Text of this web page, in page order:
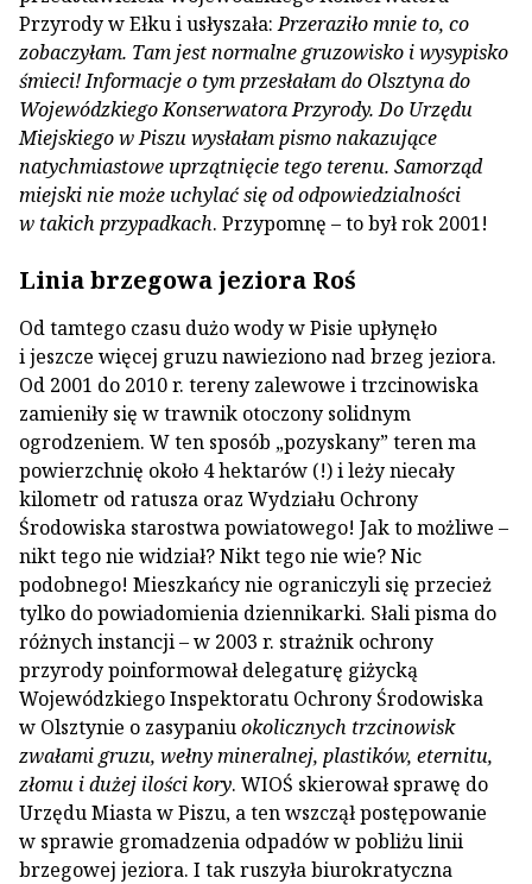
Przyrody w Ełku i usłyszała:Przeraziło mnie to, co
zobaczyłam. Tam jest normalne gruzowisko i wysypisko
śmieci! Informacje o tym przesłałam do Olsztyna do
Wojewódzkiego Konserwatora Przyrody. Do Urzędu
Miejskiego w Piszu wysłałam pismo nakazujące
natychmiastowe uprzątnięcie tego terenu. Samorząd
miejski nie może uchylać się od odpowiedzialności
w takich przypadkach. Przypomnę – to był rok 2001!
Linia brzegowa jeziora Roś
Od tamtego czasu dużo wody w Pisie upłynęło
i jeszcze więcej gruzu nawieziono nad brzeg jeziora.
Od 2001 do 2010 r. tereny zalewowe i trzcinowiska
zamieniły się w trawnik otoczony solidnym
ogrodzeniem. W ten sposób „pozyskany” teren ma
powierzchnię około 4 hektarów (!) i leży niecały
kilometr od ratusza oraz Wydziału Ochrony
Środowiska starostwa powiatowego! Jak to możliwe –
nikt tego nie widział? Nikt tego nie wie? Nic
podobnego! Mieszkańcy nie ograniczyli się przecież
tylko do powiadomienia dziennikarki. Słali pisma do
różnych instancji – w 2003 r. strażnik ochrony
przyrody poinformował delegaturę giżycką
Wojewódzkiego Inspektoratu Ochrony Środowiska
w Olsztynie o zasypaniuokolicznych trzcinowisk
zwałami gruzu, wełny mineralnej, plastików, eternitu,
złomu i dużej ilości kory. WIOŚ skierował sprawę do
Urzędu Miasta w Piszu, a ten wszczął postępowanie
w sprawie gromadzenia odpadów w pobliżu linii
brzegowej jeziora. I tak ruszyła biurokratyczna